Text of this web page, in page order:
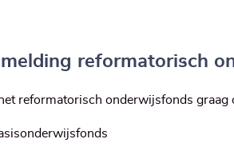
reformatorisch
reformatorisch onderwijsfonds graag